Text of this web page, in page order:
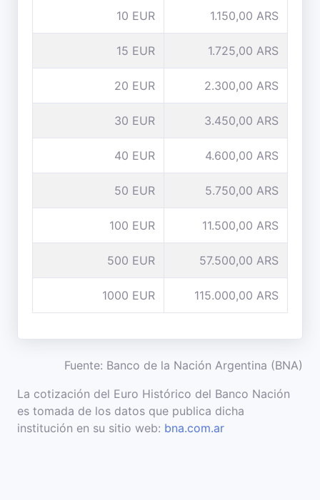
10 EUR 1.150,00 ARS
15 EUR 1.725,00 ARS
20 EUR 2.300,00 ARS
30 EUR 3.450,00 ARS
40 EUR 4.600,00 ARS
50 EUR 5.750,00 ARS
100 EUR 11.500,00 ARS
500 EUR 57.500,00 ARS
1000 EUR 115.000,00 ARS
Fuente: Banco de la Nación Argentina (BNA)
La cotización del Euro Histórico del Banco Nación
es tomada de los datos que publica dicha
institución en su sitio web: bna.com.ar